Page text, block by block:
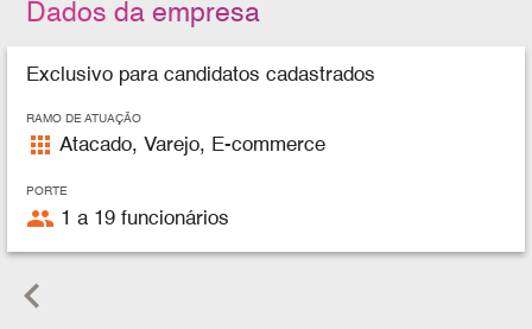
Dados da empresa
Exclusivo para candidatos cadastrados
RAMO DE ATUAÇÃO
apps Atacado, Varejo, E-commerce
PORTE
people 1 a 19 funcionários
keyboard_arrow_left